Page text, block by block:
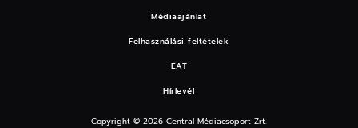
Médiaajánlat
Felhasználási feltételek
EAT
Hírlevél
Copyright © 2026 Central Médiacsoport Zrt.